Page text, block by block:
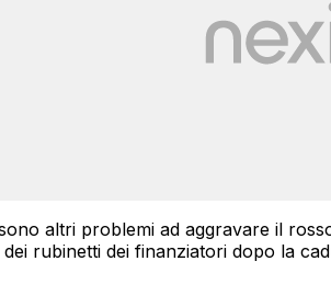
altri problemi ad aggravare il
rubinetti dei finanziatori dopo la